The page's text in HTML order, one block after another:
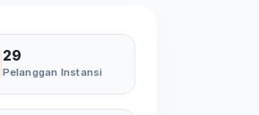
29
Pelanggan Instansi